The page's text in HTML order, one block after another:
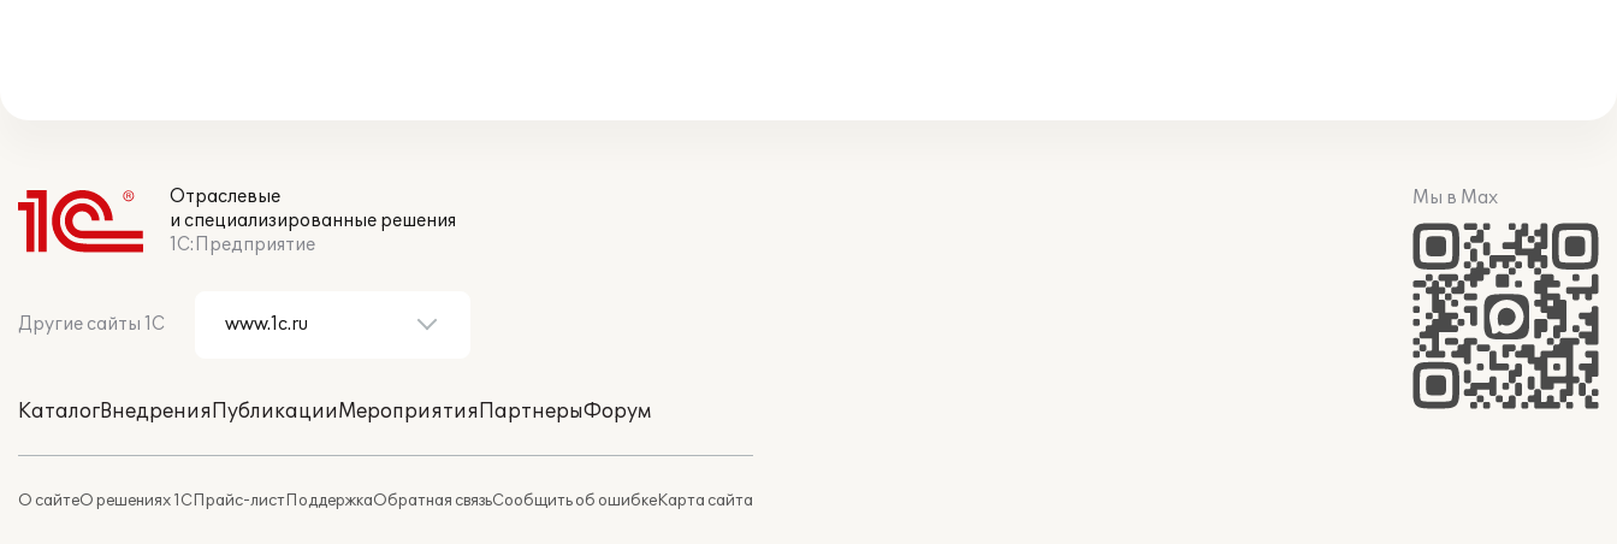
Отраслевые
и специализированные решения
1С:Предприятие
Другие сайты 1С
КаталогВнедренияПубликацииМероприятияПартнерыФорум
О сайтеО решениях 1СПрайс-листПоддержкаОбратная связьСообщить об ошибкеКарта сайта
Мы в Max